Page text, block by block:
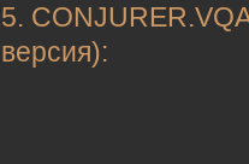
5.
версия):